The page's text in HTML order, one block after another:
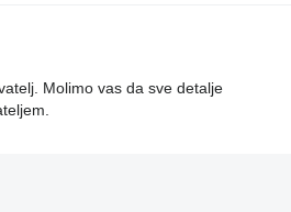
Molimo vas da sve detalje